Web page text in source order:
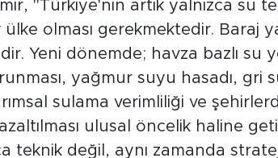
"Türkiye'nin artık yalnızca su
olması gerekmektedir. Baraj
Yeni dönemde; havza bazlı su
yağmur suyu hasadı, gri
sulama verimliliği ve
ulusal öncelik haline
teknik değil, aynı zamanda